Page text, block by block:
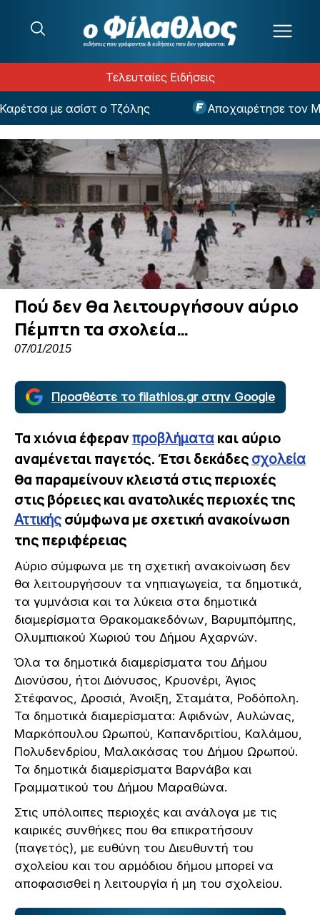
Τελευταίες Ειδήσεις
με ασίστ ο Τζόλης Αποχαιρέτησε τον
Πού δεν θα λειτουργήσουν αύριο
Πέμπτη τα σχολεία…
07/01/2015
Προσθέστε το filathlos.gr στην Google
Τα χιόνια έφερανπροβλήματα και αύριο
αναμένεται παγετός. Έτσι δεκάδες σχολεία
θα παραμείνουν κλειστά στις περιοχές
στις βόρειες και ανατολικές περιοχές της
Αττικής σύμφωνα με σχετική ανακοίνωση
της περιφέρειας
Αύριο σύμφωνα με τη σχετική ανακοίνωση δεν
θα λειτουργήσουν τα νηπιαγωγεία, τα δημοτικά,
τα γυμνάσια και τα λύκεια στα δημοτικά
διαμερίσματα Θρακομακεδόνων, Βαρυμπόμπης,
Ολυμπιακού Χωριού του Δήμου Αχαρνών.
Όλα τα δημοτικά διαμερίσματα του Δήμου
Διονύσου, ήτοι Διόνυσος, Κρυονέρι, Άγιος
Στέφανος, Δροσιά, Άνοιξη, Σταμάτα, Ροδόπολη.
Τα δημοτικά διαμερίσματα: Αφιδνών, Αυλώνας,
Μαρκόπουλου Ωρωπού, Καπανδριτίου, Καλάμου,
Πολυδενδρίου, Μαλακάσας του Δήμου Ωρωπού.
Τα δημοτικά διαμερίσματα Βαρνάβα και
Γραμματικού του Δήμου Μαραθώνα.
Στις υπόλοιπες περιοχές και ανάλογα με τις
καιρικές συνθήκες που θα επικρατήσουν
(παγετός), με ευθύνη του Διευθυντή του
σχολείου και του αρμόδιου δήμου μπορεί να
αποφασισθεί η λειτουργία ή μη του σχολείου.